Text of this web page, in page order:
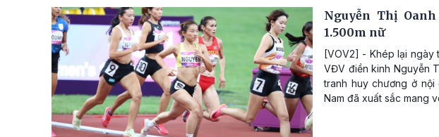
Nguyễn Thị
1.500m nữ
[VOV2] - Khép lại ngày
VĐV điền kinh Nguyễn
tranh huy chương ở nội
Nam đã xuất sắc mang